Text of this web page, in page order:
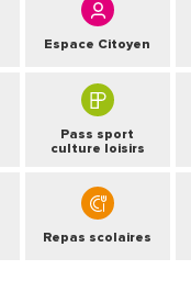
Espace Citoyen
Pass sport
culture loisirs
Repas scolaires